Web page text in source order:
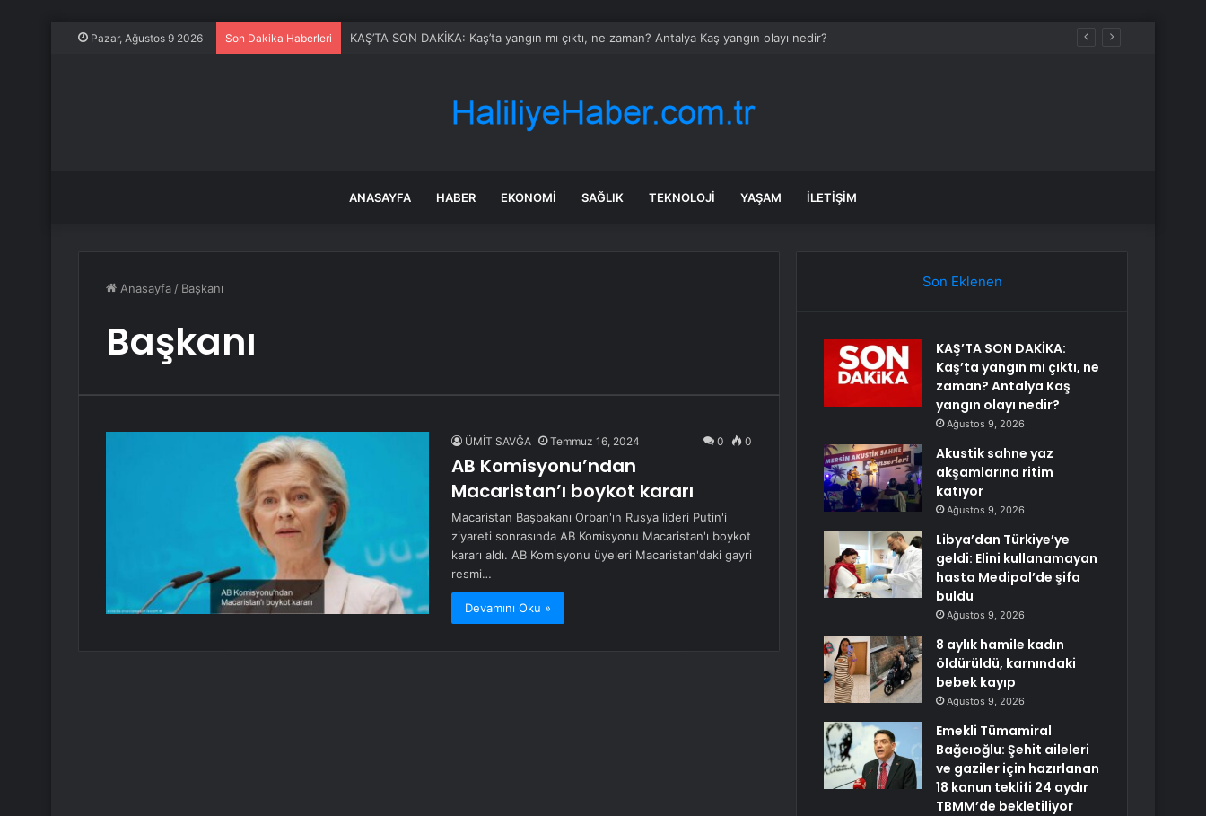
Pazar, Ağustos 9 2026 Son Dakika Haberleri Akustik sahne yaz akşamlarına ritim katıyor
ANASAYFA HABER EKONOMI SAĞLIK TEKNOLOJI YAŞAM İLETIŞIM
Anasayfa / Başkanı
Başkanı
ÜMİT SAVĞA Temmuz 16, 2024 0 0
AB Komisyonu’ndan
Macaristan’ı boykot kararı
Macaristan Başbakanı Orban'ın Rusya lideri Putin'i
ziyareti sonrasında AB Komisyonu Macaristan'ı boykot
kararı aldı. AB Komisyonu üyeleri Macaristan'daki gayri
resmi…
Devamını Oku »
Son Eklenen
KAŞ’TA SON DAKİKA:
Kaş’ta yangın mı çıktı, ne
zaman? Antalya Kaş
yangın olayı nedir?
Ağustos 9, 2026
Akustik sahne yaz
akşamlarına ritim
katıyor
Ağustos 9, 2026
Libya’dan Türkiye’ye
geldi: Elini kullanamayan
hasta Medipol’de şifa
buldu
Ağustos 9, 2026
8 aylık hamile kadın
öldürüldü, karnındaki
bebek kayıp
Ağustos 9, 2026
Emekli Tümamiral
Bağcıoğlu: Şehit aileleri
ve gaziler için hazırlanan
18 kanun teklifi 24 aydır
TBMM’de bekletiliyor